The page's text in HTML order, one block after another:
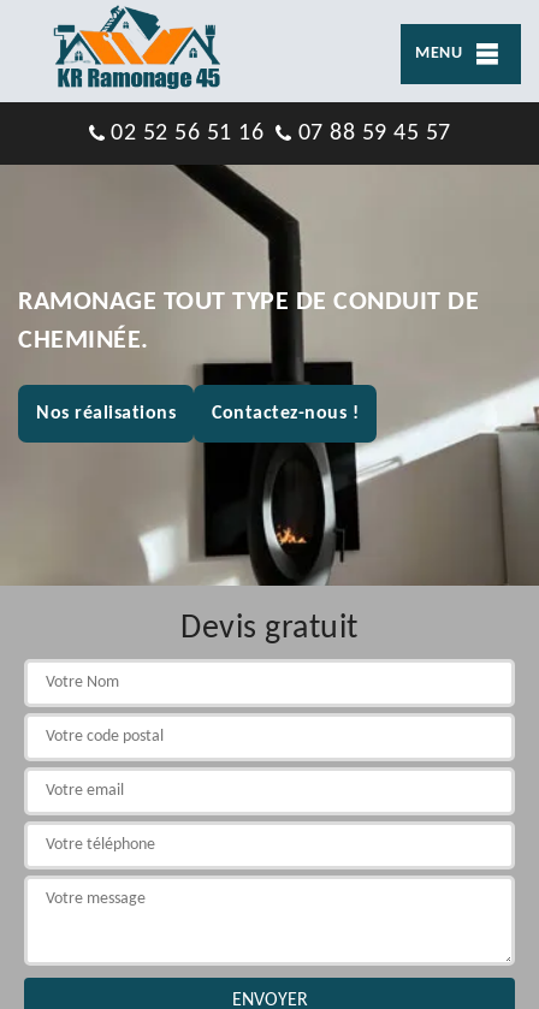
MENU
02 52 56 51 16 07 88 59 45 57
RAMONAGE TOUT TYPE DE CONDUIT DE
CHEMINÉE.
Nos réalisations Contactez-nous !
Devis gratuit